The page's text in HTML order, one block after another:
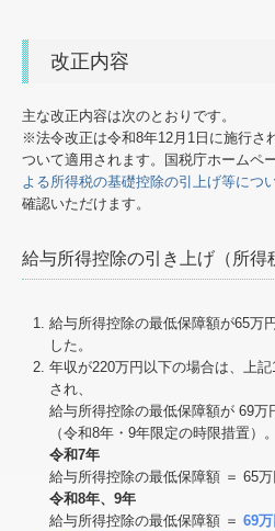
改正内容
主な改正内容は次のとおりです。
※法令改正は令和8年12月1日に施行さ
ついて適用されます。国税庁ホームペ
よる所得税の基礎控除の引上げ等につ
確認いただけます。
給与所得控除の引き上げ（所得
給与所得控除の最低保障額が65万
した。
年収が220万円以下の場合は、上
され、
給与所得控除の最低保障額が 69万
（令和8年・9年限定の時限措置）。
令和7年
給与所得控除の最低保障額 ＝ 65万
令和8年、9年
給与所得控除の最低保障額 ＝ 69